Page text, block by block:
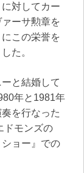
対してカー
ーサ勲章を
この栄誉を
た。
と結婚して
年と1981年
を行なった
ドモンズの
ショー』での